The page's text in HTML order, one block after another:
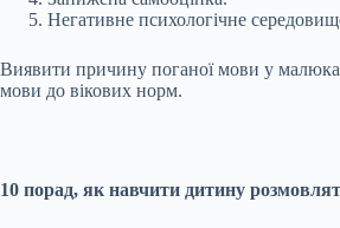
Негативне психологічне
Виявити причину поганої мови у малюка
мови до вікових норм.
10 порад, як навчити дитину